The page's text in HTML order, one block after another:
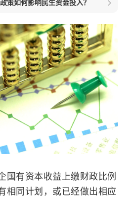
策如何影响民生资金投入？
国有资本收益上缴财政比例
相同计划，或已经做出相应